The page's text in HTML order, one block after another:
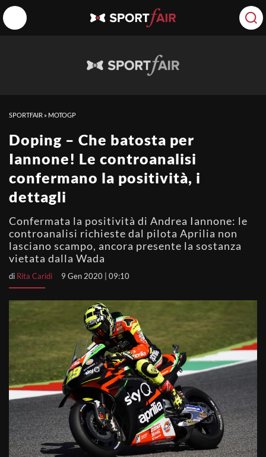
SPORTFAIR » MOTOGP
Doping – Che batosta per
Iannone! Le controanalisi
confermano la positività, i
dettagli
Confermata la positività di Andrea Iannone: le
controanalisi richieste dal pilota Aprilia non
lasciano scampo, ancora presente la sostanza
vietata dalla Wada
di Rita Caridi 9 Gen 2020 | 09:10